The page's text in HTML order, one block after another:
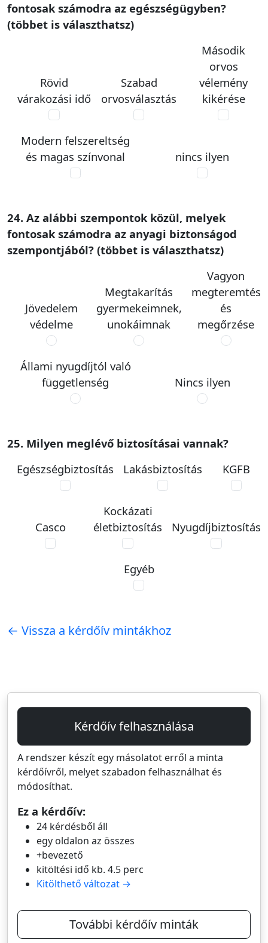
fontosak számodra az egészségügyben?
(többet is választhatsz)
Rövid
várakozási idő
Szabad
orvosválasztás
Második
orvos
vélemény
kikérése
Modern felszereltség
és magas színvonal
nincs ilyen
24. Az alábbi szempontok közül, melyek
fontosak számodra az anyagi biztonságod
szempontjából? (többet is választhatsz)
Jövedelem
védelme
Megtakarítás
gyermekeimnek,
unokáimnak
Vagyon
megteremtés
és
megőrzése
Állami nyugdíjtól való
függetlenség
Nincs ilyen
25. Milyen meglévő biztosításai vannak?
Egészségbiztosítás
Lakásbiztosítás KGFB
Casco
Kockázati
életbiztosítás
Nyugdíjbiztosítás
Egyéb
← Vissza a kérdőív mintákhoz
Kérdőív felhasználása
A rendszer készít egy másolatot erről a minta
kérdőívről, melyet szabadon felhasználhat és
módosíthat.
Ez a kérdőív:
24 kérdésből áll
egy oldalon az összes
+bevezető
kitöltési idő kb. 4.5 perc
Kitölthető változat →
További kérdőív minták